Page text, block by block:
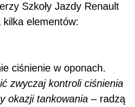
Szkoły Jazdy Renault
elementów:
ciśnienie w oponach.
zwyczaj kontroli ciśnienia
okazji tankowania – radzą